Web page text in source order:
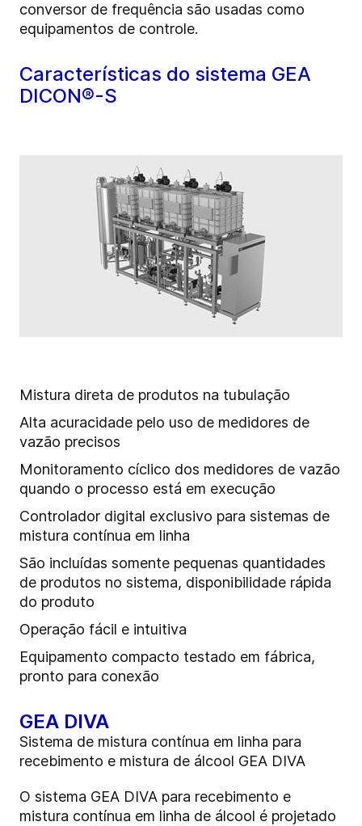
conversor de frequência são usadas como
equipamentos de controle.
Características do sistema GEA
DICON®-S
Mistura direta de produtos na tubulação
Alta acuracidade pelo uso de medidores de
vazão precisos
Monitoramento cíclico dos medidores de vazão
quando o processo está em execução
Controlador digital exclusivo para sistemas de
mistura contínua em linha
São incluídas somente pequenas quantidades
de produtos no sistema, disponibilidade rápida
do produto
Operação fácil e intuitiva
Equipamento compacto testado em fábrica,
pronto para conexão
GEA DIVA
Sistema de mistura contínua em linha para
recebimento e mistura de álcool GEA DIVA
O sistema GEA DIVA para recebimento e
mistura contínua em linha de álcool é projetado